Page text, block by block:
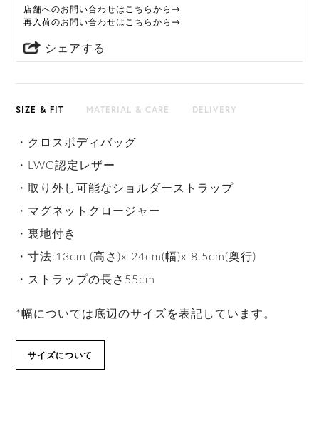
店舗へのお問い合わせはこちらから→
再入荷のお問い合わせはこちらから→
シェアする
SIZE & FIT MATERIAL & CARE DELIVERY
・クロスボディバッグ
・LWG認定レザー
・取り外し可能なショルダーストラップ
・マグネットクロージャー
・裏地付き
・寸法:13cm (高さ)x 24cm(幅)x 8.5cm(奥行)
・ストラップの長さ55cm
*幅については底辺のサイズを表記しています。
サイズについて